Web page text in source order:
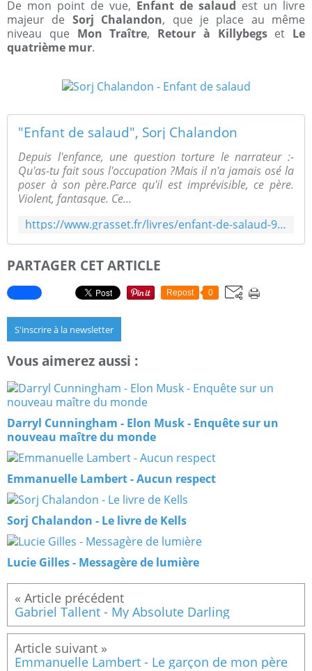
De mon point de vue, Enfant de salaud est un livre
majeur de Sorj Chalandon, que je place au même
niveau que Mon Traître, Retour à Killybegset Le
quatrième mur.
"Enfant de salaud", Sorj Chalandon
Depuis l'enfance, une question torture le narrateur :-
Qu'as-tu fait sous l'occupation ?Mais il n'a jamais osé la
poser à son père.Parce qu'il est imprévisible, ce père.
Violent, fantasque. Ce...
https://www.grasset.fr/livres/enfant-de-salaud-9782246828150
PARTAGER CET ARTICLE
Repost 0
S'inscrire à la newsletter
Vous aimerez aussi :
Darryl Cunningham - Elon Musk - Enquête sur un
nouveau maître du monde
Emmanuelle Lambert - Aucun respect
Sorj Chalandon - Le livre de Kells
Lucie Gilles - Messagère de lumière
Gabriel Tallent - My Absolute Darling
Emmanuelle Lambert - Le garçon de mon père